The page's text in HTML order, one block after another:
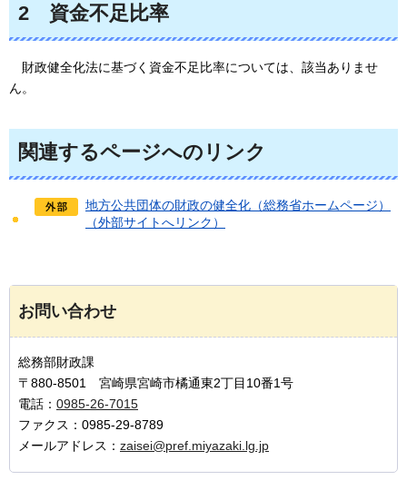
2 資金不足比率
財政健全化法に基づく資金不足比率については、 該当ありませ
ん。
関連するページへのリンク
地方公共団体の財政の健全化（総務省ホームページ）
（外部サイトへリンク）
お問い合わせ
総務部財政課
〒880-8501 宮崎県宮崎市橘通東2丁目10番1号
電話： 0985-26-7015
ファクス：0985-29-8789
メールアドレス： zaisei@pref.miyazaki.lg.jp